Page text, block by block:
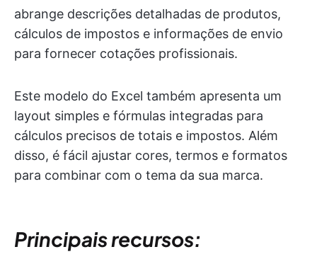
abrange descrições detalhadas de produtos,
cálculos de impostos e informações de envio
para fornecer cotações profissionais.
Este modelo do Excel também apresenta um
layout simples e fórmulas integradas para
cálculos precisos de totais e impostos. Além
disso, é fácil ajustar cores, termos e formatos
para combinar com o tema da sua marca.
Principais recursos: